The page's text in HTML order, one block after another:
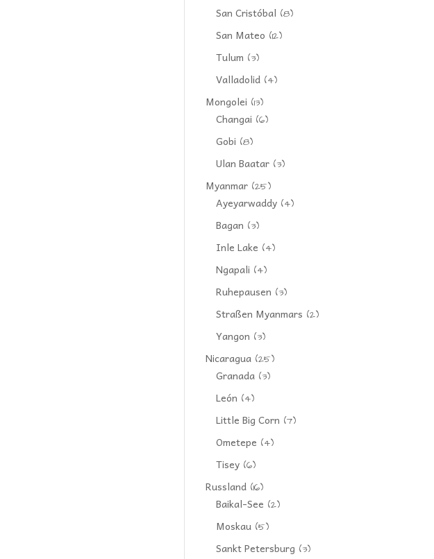
San Cristóbal (8)
San Mateo (12)
Tulum (3)
Valladolid (4)
Mongolei (13)
Changai (6)
Gobi (8)
Ulan Baatar (3)
Myanmar (25)
Ayeyarwaddy (4)
Bagan (3)
Inle Lake (4)
Ngapali (4)
Ruhepausen (3)
Straßen Myanmars (2)
Yangon (3)
Nicaragua (25)
Granada (3)
León (4)
Little Big Corn (7)
Ometepe (4)
Tisey (6)
Russland (16)
Baikal-See (2)
Moskau (5)
Sankt Petersburg (3)